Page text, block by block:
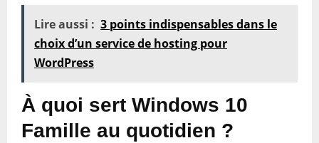
Lire aussi : 3 points indispensables dans le
choix d’un service de hosting pour
WordPress
À quoi sert Windows 10
Famille au quotidien ?